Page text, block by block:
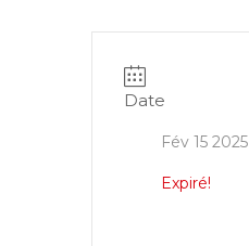
Date
Fév 15 2025
Expiré!